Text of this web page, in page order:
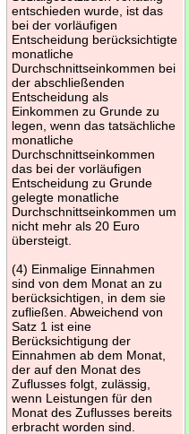
entschieden wurde, ist das
bei der vorläufigen
Entscheidung berücksichtigte
monatliche
Durchschnittseinkommen bei
der abschließenden
Entscheidung als
Einkommen zu Grunde zu
legen, wenn das tatsächliche
monatliche
Durchschnittseinkommen
das bei der vorläufigen
Entscheidung zu Grunde
gelegte monatliche
Durchschnittseinkommen um
nicht mehr als 20 Euro
übersteigt.
(4) Einmalige Einnahmen
sind von dem Monat an zu
berücksichtigen, in dem sie
zufließen. Abweichend von
Satz 1 ist eine
Berücksichtigung der
Einnahmen ab dem Monat,
der auf den Monat des
Zuflusses folgt, zulässig,
wenn Leistungen für den
Monat des Zuflusses bereits
erbracht worden sind.